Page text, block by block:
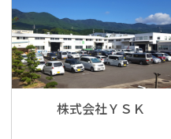
株式会社ＹＳＫ